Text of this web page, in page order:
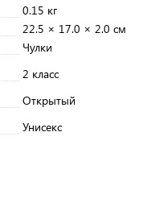
0.15 кг
22.5 × 17.0 × 2.0 см
Чулки
2 класс
Открытый
Унисекс